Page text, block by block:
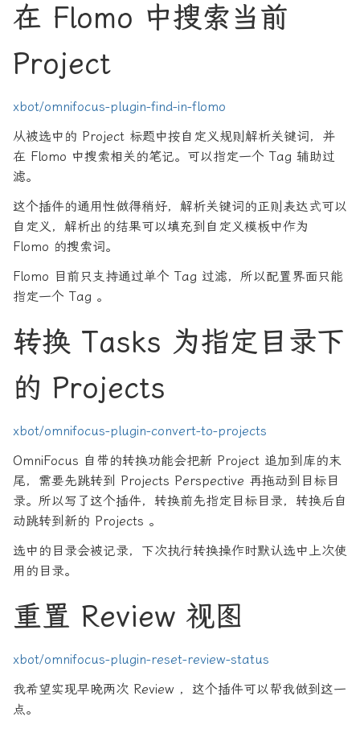
在 Flomo 中搜索当前
Project
xbot/omnifocus-plugin-find-in-flomo
从被选中的 Project 标题中按自定义规则解析关键词，并
在 Flomo 中搜索相关的笔记。可以指定一个 Tag 辅助过
滤。
这个插件的通用性做得稍好，解析关键词的正则表达式可以
自定义，解析出的结果可以填充到自定义模板中作为
Flomo 的搜索词。
Flomo 目前只支持通过单个 Tag 过滤，所以配置界面只能
指定一个 Tag 。
转换 Tasks 为指定目录下
的 Projects
xbot/omnifocus-plugin-convert-to-projects
OmniFocus 自带的转换功能会把新 Project 追加到库的末
尾，需要先跳转到 Projects Perspective 再拖动到目标目
录。所以写了这个插件，转换前先指定目标目录，转换后自
动跳转到新的 Projects 。
选中的目录会被记录，下次执行转换操作时默认选中上次使
用的目录。
重置 Review 视图
xbot/omnifocus-plugin-reset-review-status
我希望实现早晚两次 Review ，这个插件可以帮我做到这一
点。